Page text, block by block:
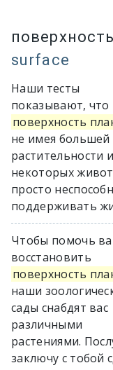
surface
Наши тесты
показывают, что
поверхность
не имея большей
растительности
некоторых
просто
поддерживать
Чтобы помочь
восстановить
поверхность
наши
сады снабдят вас
различными
растениями.
заключу с тобой